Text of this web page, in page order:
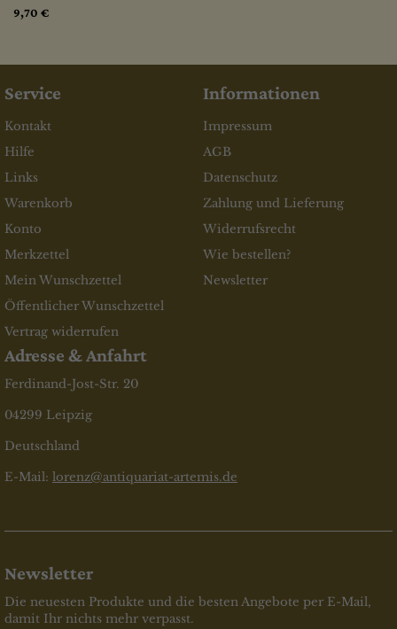
9,70 €
Service
Kontakt
Hilfe
Links
Warenkorb
Konto
Merkzettel
Mein Wunschzettel
Öffentlicher Wunschzettel
Vertrag widerrufen
Informationen
Impressum
AGB
Datenschutz
Zahlung und Lieferung
Widerrufsrecht
Wie bestellen?
Newsletter
Adresse & Anfahrt
Ferdinand-Jost-Str. 20
04299 Leipzig
Deutschland
E-Mail: lorenz@antiquariat-artemis.de
Newsletter
Die neuesten Produkte und die besten Angebote per E-Mail,
damit Ihr nichts mehr verpasst.